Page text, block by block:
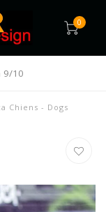
0
9/10
Chiens - Dogs